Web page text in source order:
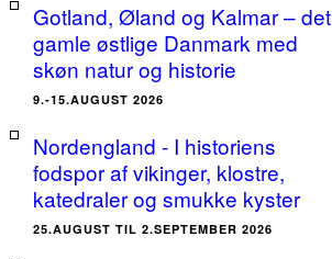
Gotland, Øland og Kalmar – det
gamle østlige Danmark med
skøn natur og historie
9.-15.AUGUST 2026
Nordengland - I historiens
fodspor af vikinger, klostre,
katedraler og smukke kyster
25.AUGUST TIL 2.SEPTEMBER 2026